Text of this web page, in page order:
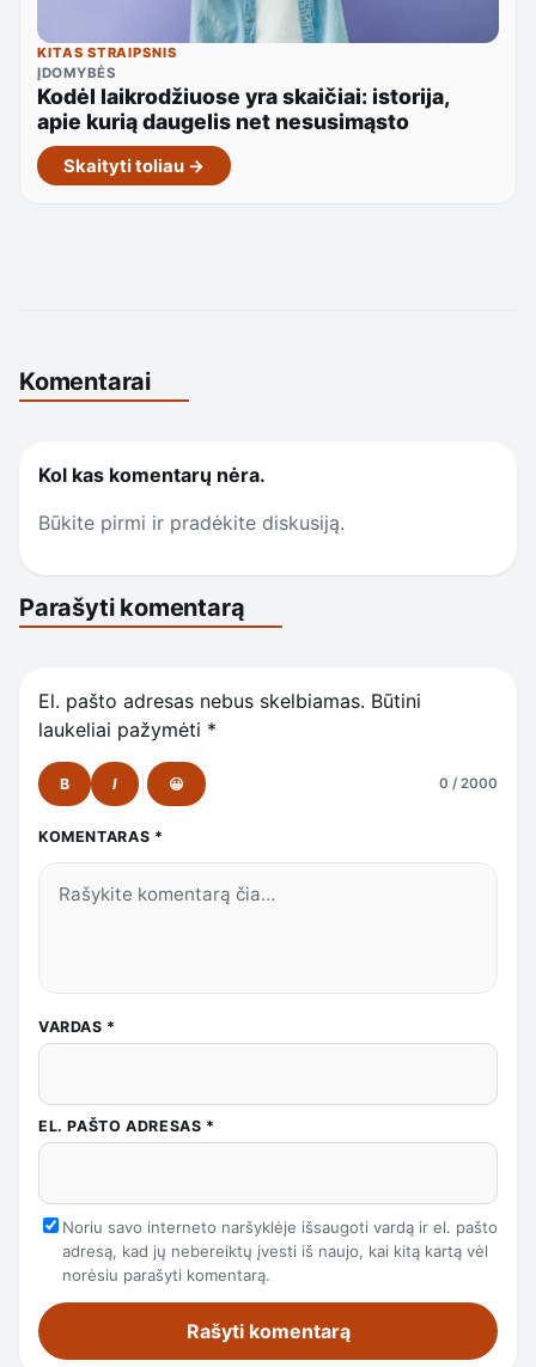
KITAS STRAIPSNIS
ĮDOMYBĖS
Kodėl laikrodžiuose yra skaičiai: istorija,
apie kurią daugelis net nesusimąsto
Skaityti toliau →
Komentarai
Kol kas komentarų nėra.
Būkite pirmi ir pradėkite diskusiją.
Parašyti komentarą
El. pašto adresas nebus skelbiamas. Būtini
laukeliai pažymėti *
B I 😀 0 / 2000
KOMENTARAS *
VARDAS *
EL. PAŠTO ADRESAS *
Noriu savo interneto naršyklėje išsaugoti vardą ir el. pašto
adresą, kad jų nebereiktų įvesti iš naujo, kai kitą kartą vėl
norėsiu parašyti komentarą.